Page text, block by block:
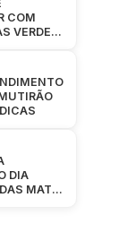
COM
VERDES
DIA
MATAS